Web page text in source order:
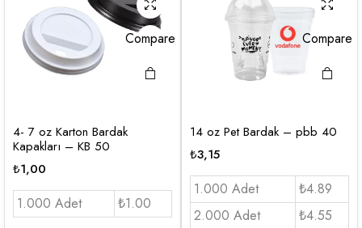
Compare
4- 7 oz Karton Bardak
Kapakları – KB 50
₺1,00
1.000 Adet ₺1.00
Compare
14 oz Pet Bardak – pbb 40
₺3,15
1.000 Adet
₺4.89
2.000 Adet
₺4.55